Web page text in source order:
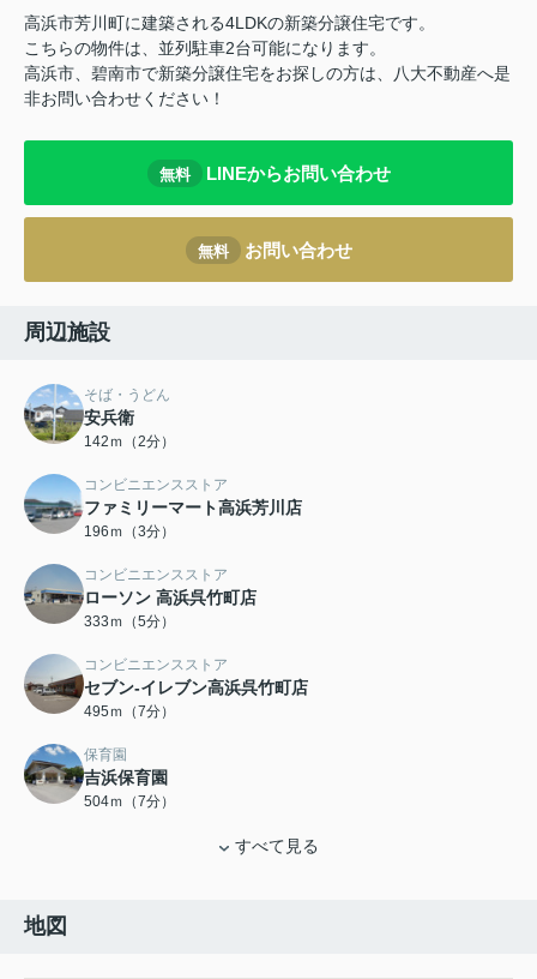
高浜市芳川町に建築される4LDKの新築分譲住宅です。
こちらの物件は、並列駐車2台可能になります。
高浜市、碧南市で新築分譲住宅をお探しの方は、八大不動産へ是
非お問い合わせください！
無料 LINEからお問い合わせ
無料 お問い合わせ
周辺施設
そば・うどん
安兵衛
142ｍ（2分）
コンビニエンスストア
ファミリーマート高浜芳川店
196ｍ（3分）
コンビニエンスストア
ローソン 高浜呉竹町店
333ｍ（5分）
コンビニエンスストア
セブン-イレブン高浜呉竹町店
495ｍ（7分）
保育園
吉浜保育園
504ｍ（7分）
すべて見る
地図